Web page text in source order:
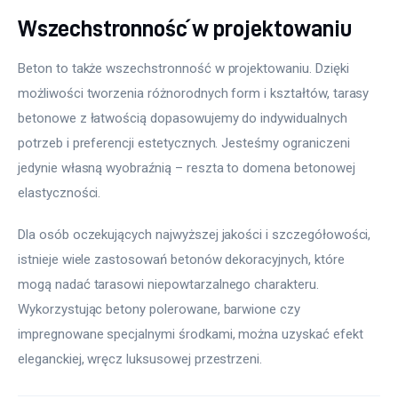
Wszechstronność w projektowaniu
Beton to także wszechstronność w projektowaniu. Dzięki
możliwości tworzenia różnorodnych form i kształtów, tarasy
betonowe z łatwością dopasowujemy do indywidualnych
potrzeb i preferencji estetycznych. Jesteśmy ograniczeni
jedynie własną wyobraźnią – reszta to domena betonowej
elastyczności.
Dla osób oczekujących najwyższej jakości i szczegółowości,
istnieje wiele zastosowań betonów dekoracyjnych, które
mogą nadać tarasowi niepowtarzalnego charakteru.
Wykorzystując betony polerowane, barwione czy
impregnowane specjalnymi środkami, można uzyskać efekt
eleganckiej, wręcz luksusowej przestrzeni.